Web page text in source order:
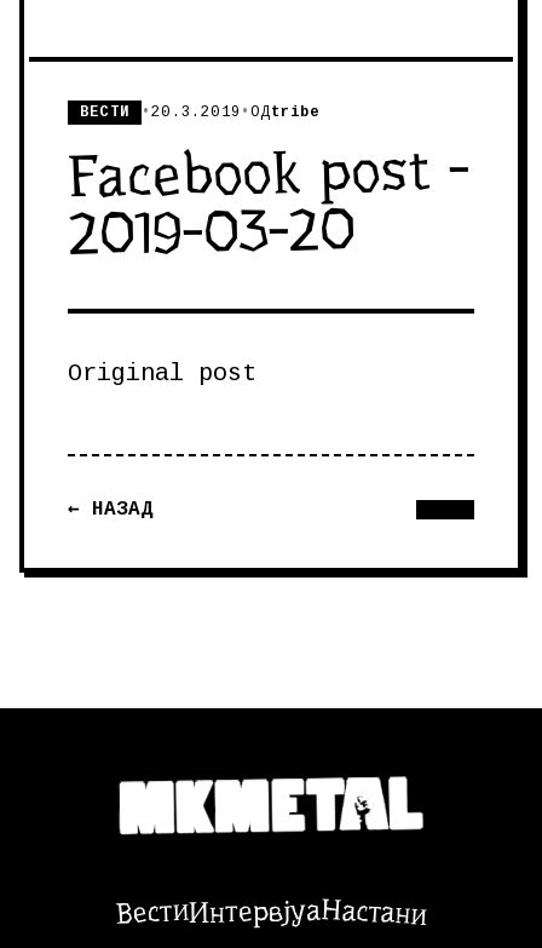
ВЕСТИ •20.3.2019 •ОДtribe
Facebook post -
2019-03-20
Original post
← НАЗАД
ВестиИнтервјуаНастани